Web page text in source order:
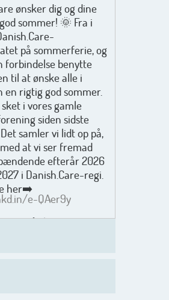
ønsker dig og dine
sommer! 🌞 Fra i
på sommerferie, og
forbindelse benytte
til at ønske alle i
en rigtig god sommer.
i vores gamle
siden sidste
samler vi lidt op på,
at vi ser fremad
efterår 2026
i Danish.Care-regi.
her➡️
e-QAer9y
det går løs med en
og aktivt
så går turen først
ned til vandet og ind i
Danish.Care holder
i uge 29 + 30.